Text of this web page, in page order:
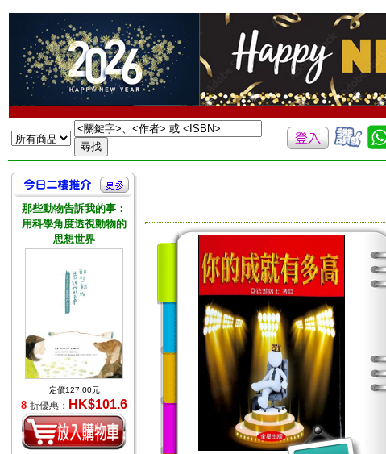
那些動物告訴我的事：
用科學角度透視動物的
思想世界
定價127.00元
8 折優惠： HK$101.6